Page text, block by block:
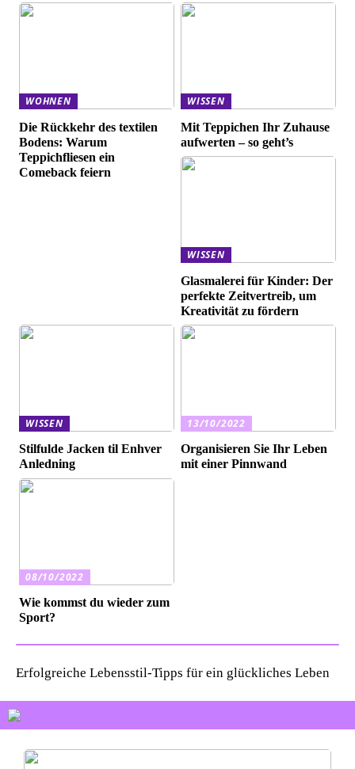
WOHNEN
Die Rückkehr des textilen
Bodens: Warum
Teppichfliesen ein
Comeback feiern
WISSEN
Mit Teppichen Ihr Zuhause
aufwerten – so geht’s
WISSEN
Glasmalerei für Kinder: Der
perfekte Zeitvertreib, um
Kreativität zu fördern
WISSEN
Stilfulde Jacken til Enhver
Anledning
13/10/2022
Organisieren Sie Ihr Leben
mit einer Pinnwand
08/10/2022
Wie kommst du wieder zum
Sport?
Erfolgreiche Lebensstil-Tipps für ein glückliches Leben